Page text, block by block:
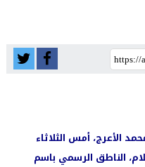
الأعرج، أمس الثلاثاء
الناطق الرسمي باسم